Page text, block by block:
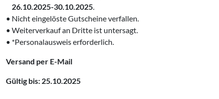
‌ ‌26.10.2025-30.10.2025
• Nicht eingelöste Gutscheine verfallen.
• Weiterverkauf an Dritte ist untersagt.
• *Personalausweis erforderlich.
Versand per E-Mail
Gültig bis: 25.10.2025